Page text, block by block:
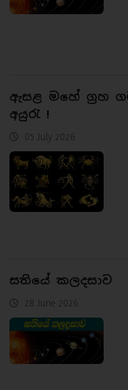
ඇසළ මහේ ග්‍රහ
අයුරැ !
05 July 2026
සතියේ කලදසාව
28 June 2026